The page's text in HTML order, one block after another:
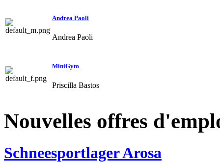
Andrea Paoli
Andrea Paoli
MiniGym
Priscilla Bastos
Nouvelles offres
Schneesportlager Arosa